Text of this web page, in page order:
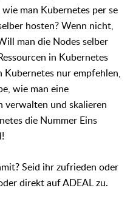
wie man Kubernetes per se
hosten? Wenn nicht,
man die Nodes selber
in Kubernetes
nur empfehlen,
wie man eine
verwalten und skalieren
die Nummer Eins
Seid ihr zufrieden oder
direkt auf ADEAL zu.